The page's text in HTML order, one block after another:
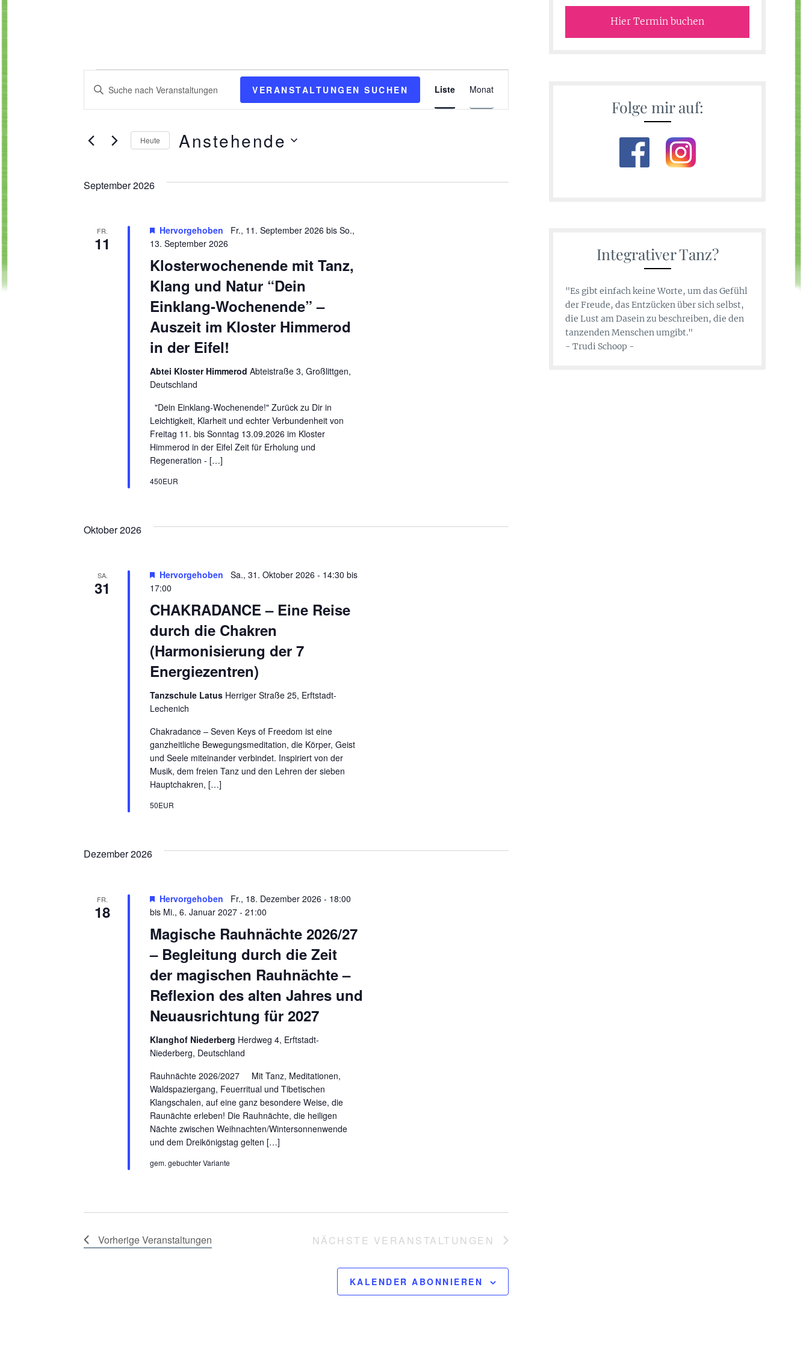
Veranstaltungen
Suche
und
Ansichten,
Navigation
Bitte
Suche
Schlüsselwort.
VERANSTALTUNGEN SUCHEN
Veranstaltung
Ansichten-
Liste Monat
Heute Anstehende
September 2026
FR.
11
Klosterwochenende mit Tanz,
Klang und Natur “Dein
Einklang-Wochenende” –
Auszeit im Kloster Himmerod
in der Eifel!
Hervorgehoben Fr., 11. September 2026 bis So.,
13. September 2026
Abtei Kloster Himmerod Abteistraße 3, Großlittgen,
Deutschland
"Dein Einklang-Wochenende!" Zurück zu Dir in
Leichtigkeit, Klarheit und echter Verbundenheit von
Freitag 11. bis Sonntag 13.09.2026 im Kloster
Himmerod in der Eifel Zeit für Erholung und
Regeneration - […]
450EUR
Oktober 2026
SA.
31
CHAKRADANCE – Eine Reise
durch die Chakren
(Harmonisierung der 7
Energiezentren)
Hervorgehoben Sa., 31. Oktober 2026 - 14:30 bis
17:00
Tanzschule Latus Herriger Straße 25, Erftstadt-
Lechenich
Chakradance – Seven Keys of Freedom ist eine
ganzheitliche Bewegungsmeditation, die Körper, Geist
und Seele miteinander verbindet. Inspiriert von der
Musik, dem freien Tanz und den Lehren der sieben
Hauptchakren, […]
50EUR
Dezember 2026
FR.
18
Magische Rauhnächte 2026/27
– Begleitung durch die Zeit
der magischen Rauhnächte –
Reflexion des alten Jahres und
Neuausrichtung für 2027
Hervorgehoben
Fr., 18. Dezember 2026 - 18:00
bis Mi., 6. Januar 2027 - 21:00
Klanghof Niederberg Herdweg 4, Erftstadt-
Niederberg, Deutschland
Rauhnächte 2026/2027 Mit Tanz, Meditationen,
Waldspaziergang, Feuerritual und Tibetischen
Klangschalen, auf eine ganz besondere Weise, die
Raunächte erleben! Die Rauhnächte, die heiligen
Nächte zwischen Weihnachten/Wintersonnenwende
und dem Dreikönigstag gelten […]
gem. gebuchter Variante
VorherigeVeranstaltungen NÄCHSTE VERANSTALTUNGEN
KALENDER ABONNIEREN
Hier Termin buchen
Folge mir auf:
Integrativer Tanz?
"Es gibt einfach keine Worte, um das Gefühl
der Freude, das Entzücken über sich selbst,
die Lust am Dasein zu beschreiben, die den
tanzenden Menschen umgibt."
- Trudi Schoop -